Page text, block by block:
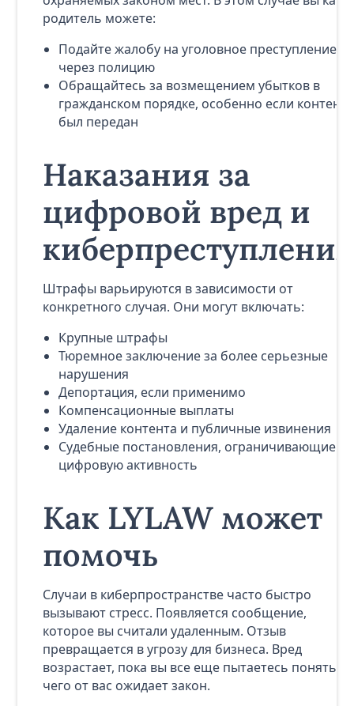
родитель можете:
Подайте жалобу на уголовное преступление
через полицию
Обращайтесь за возмещением убытков в
гражданском порядке, особенно если контент
был передан
Наказания за
цифровой вред и
киберпреступления
Штрафы варьируются в зависимости от
конкретного случая. Они могут включать:
Крупные штрафы
Тюремное заключение за более серьезные
нарушения
Депортация, если применимо
Компенсационные выплаты
Удаление контента и публичные извинения
Судебные постановления, ограничивающие
цифровую активность
Как LYLAW может
помочь
Случаи в киберпространстве часто быстро
вызывают стресс. Появляется сообщение,
которое вы считали удаленным. Отзыв
превращается в угрозу для бизнеса. Вред
возрастает, пока вы все еще пытаетесь понять,
чего от вас ожидает закон.